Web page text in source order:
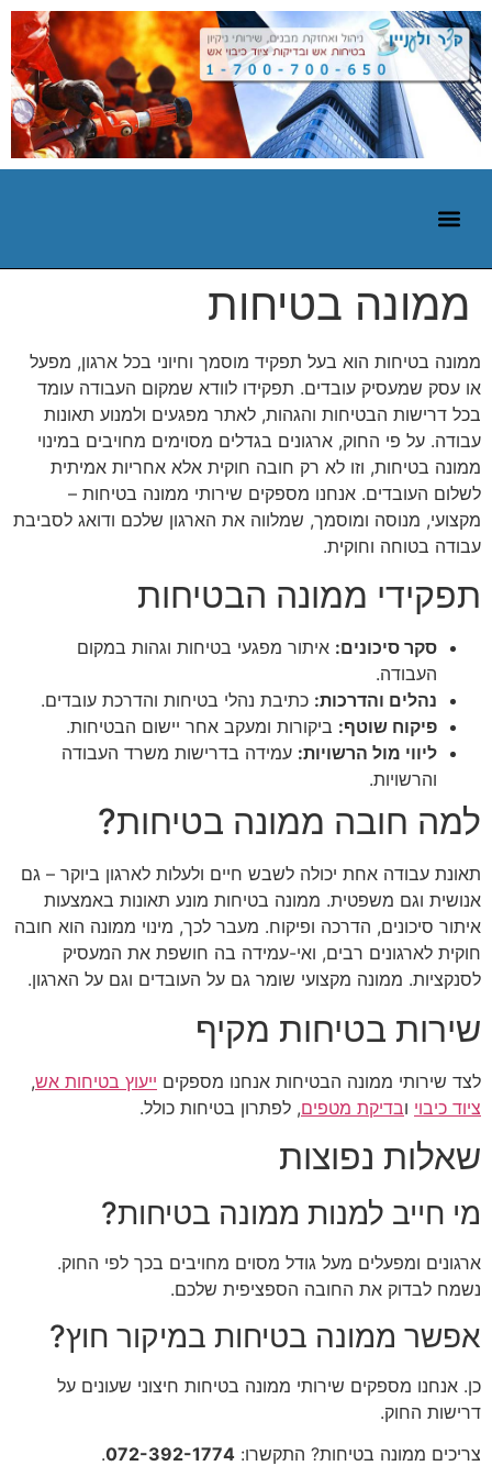
ממונה בטיחות
ממונה בטיחות הוא בעל תפקיד מוסמך וחיוני בכל ארגון, מפעל
או עסק שמעסיק עובדים. תפקידו לוודא שמקום העבודה עומד
בכל דרישות הבטיחות והגהות, לאתר מפגעים ולמנוע תאונות
עבודה. על פי החוק, ארגונים בגדלים מסוימים מחויבים במינוי
ממונה בטיחות, וזו לא רק חובה חוקית אלא אחריות אמיתית
לשלום העובדים. אנחנו מספקים שירותי ממונה בטיחות –
מקצועי, מנוסה ומוסמך, שמלווה את הארגון שלכם ודואג לסביבת
עבודה בטוחה וחוקית.
תפקידי ממונה הבטיחות
סקר סיכונים: איתור מפגעי בטיחות וגהות במקום
העבודה.
נהלים והדרכות: כתיבת נהלי בטיחות והדרכת עובדים.
פיקוח שוטף: ביקורות ומעקב אחר יישום הבטיחות.
ליווי מול הרשויות: עמידה בדרישות משרד העבודה
והרשויות.
למה חובה ממונה בטיחות?
תאונת עבודה אחת יכולה לשבש חיים ולעלות לארגון ביוקר – גם
אנושית וגם משפטית. ממונה בטיחות מונע תאונות באמצעות
איתור סיכונים, הדרכה ופיקוח. מעבר לכך, מינוי ממונה הוא חובה
חוקית לארגונים רבים, ואי-עמידה בה חושפת את המעסיק
לסנקציות. ממונה מקצועי שומר גם על העובדים וגם על הארגון.
שירות בטיחות מקיף
לצד שירותי ממונה הבטיחות אנחנו מספקים ייעוץ בטיחות אש,
ציוד כיבוי ובדיקת מטפים, לפתרון בטיחות כולל.
שאלות נפוצות
מי חייב למנות ממונה בטיחות?
ארגונים ומפעלים מעל גודל מסוים מחויבים בכך לפי החוק.
נשמח לבדוק את החובה הספציפית שלכם.
אפשר ממונה בטיחות במיקור חוץ?
כן. אנחנו מספקים שירותי ממונה בטיחות חיצוני שעונים על
דרישות החוק.
צריכים ממונה בטיחות? התקשרו: 072-392-1774
.